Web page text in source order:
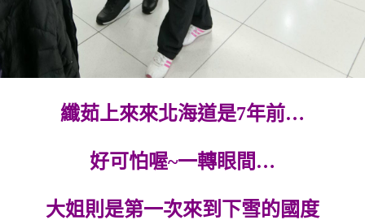
纖茹上來來北海道是7年前…
好可怕喔~一轉眼間…
大姐則是第一次來到下雪的國度